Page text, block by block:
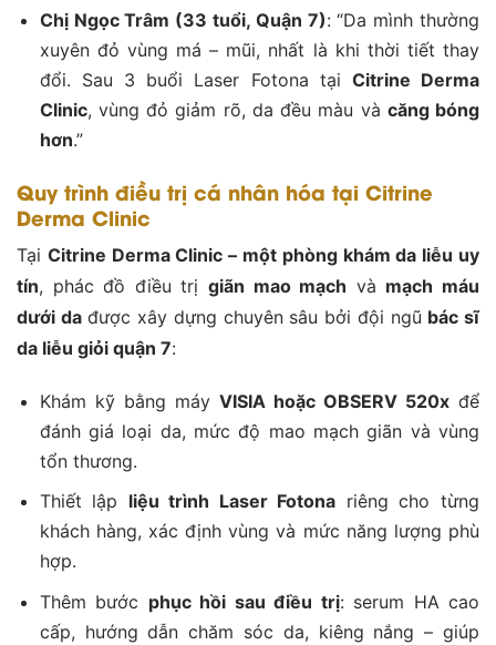
Chị Ngọc Trâm (33 tuổi, Quận 7): “Da mình thường
xuyên đỏ vùng má – mũi, nhất là khi thời tiết thay
đổi. Sau 3 buổi Laser Fotona tại Citrine Derma
Clinic, vùng đỏ giảm rõ, da đều màu và căng bóng
hơn.”
Quy trình điều trị cá nhân hóa tại Citrine
Derma Clinic
Tại Citrine Derma Clinic – một phòng khám da liễu uy
tín, phác đồ điều trị giãn mao mạch và mạch máu
dưới dađược xây dựng chuyên sâu bởi đội ngũ bác sĩ
da liễu giỏi quận 7:
Khám kỹ bằng máy VISIA hoặc OBSERV 520xđể
đánh giá loại da, mức độ mao mạch giãn và vùng
tổn thương.
Thiết lập liệu trình Laser Fotona riêng cho từng
khách hàng, xác định vùng và mức năng lượng phù
hợp.
Thêm bước phục hồi sau điều trị: serum HA cao
cấp, hướng dẫn chăm sóc da, kiêng nắng – giúp